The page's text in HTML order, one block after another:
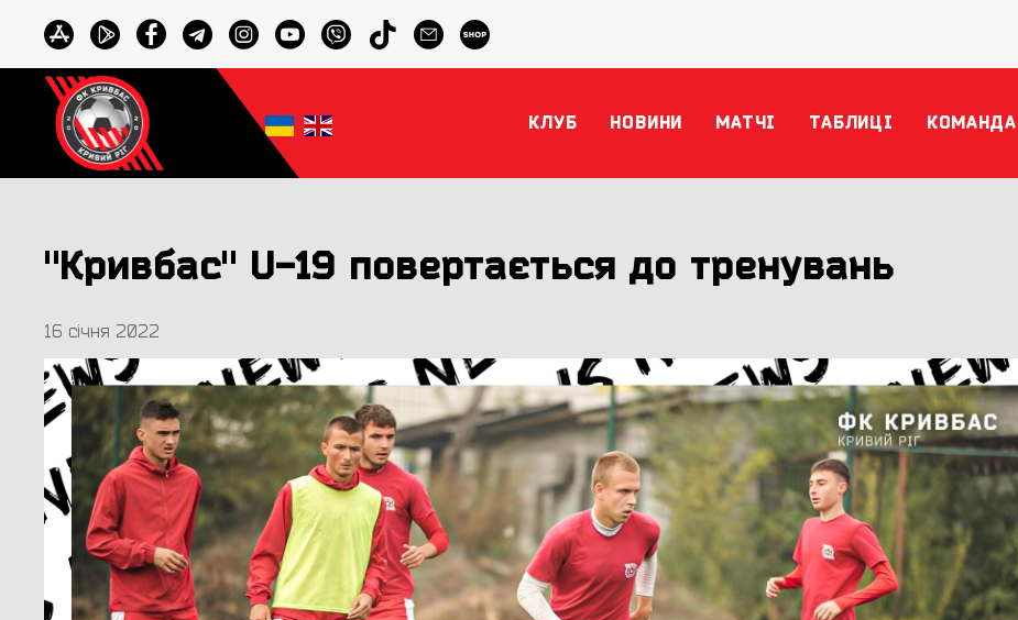
КЛУБ НОВИНИ МАТЧІ ТАБЛИЦІ КОМАНДА
"Кривбас" U-19 повертається до тренувань
16 січня 2022